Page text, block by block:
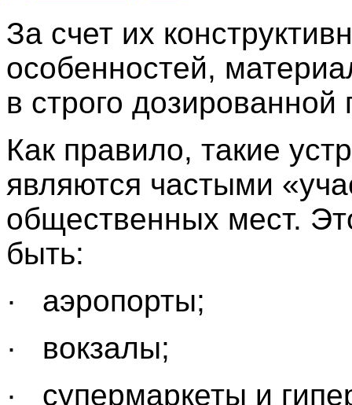
За счет их
особенностей,
в строго дозированной
Как правило, такие
являются частыми
общественных мест.
быть:
· аэропорты;
· вокзалы;
· супермаркеты и